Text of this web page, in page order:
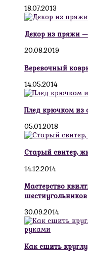
18.07.2013
Декор из пряжи
20.08.2019
Веревочный
14.05.2014
Плед крючком из
05.01.2018
Старый свитер,
14.12.2014
Мастерство
шестиугольников
30.09.2014
Как сшить